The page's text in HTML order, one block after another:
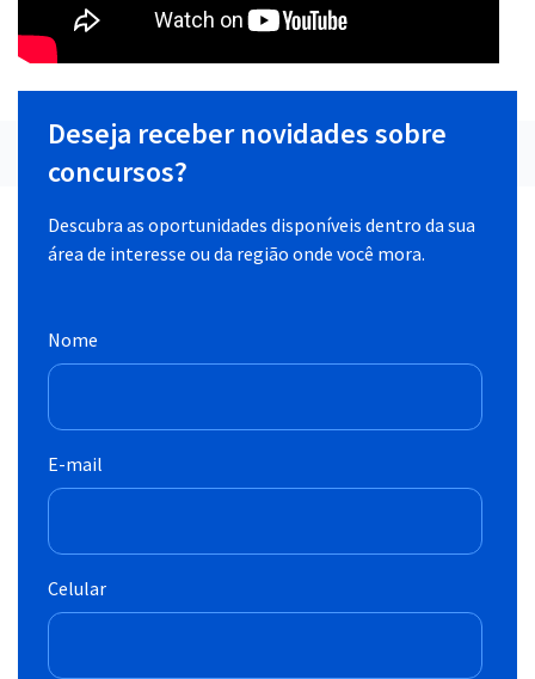
Deseja receber novidades sobre
concursos?
Descubra as oportunidades disponíveis dentro da sua
área de interesse ou da região onde você mora.
Nome
E-mail
Celular